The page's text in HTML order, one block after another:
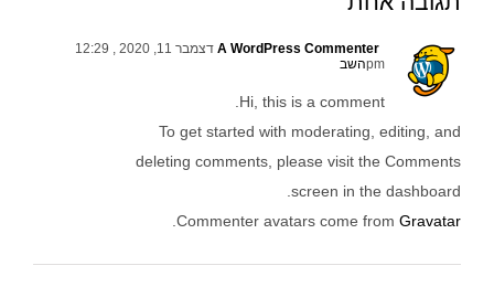
A WordPress Commenter
דצמבר 11, 2020 , 12:29
pmהשב
Hi, this is a comment.
To get started with moderating, editing, and
deleting comments, please visit the Comments
screen in the dashboard.
Commenter avatars come from Gravatar